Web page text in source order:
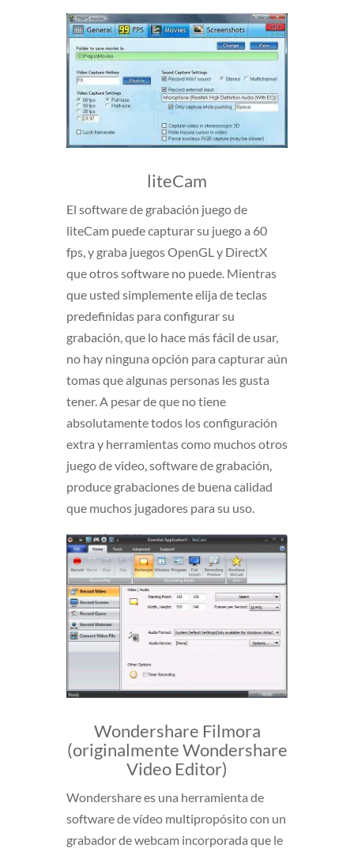
liteCam
El software de grabación juego de
liteCam puede capturar su juego a 60
fps, y graba juegos OpenGL y DirectX
que otros software no puede. Mientras
que usted simplemente elija de teclas
predefinidas para configurar su
grabación, que lo hace más fácil de usar,
no hay ninguna opción para capturar aún
tomas que algunas personas les gusta
tener. A pesar de que no tiene
absolutamente todos los configuración
extra y herramientas como muchos otros
juego de video, software de grabación,
produce grabaciones de buena calidad
que muchos jugadores para su uso.
Wondershare Filmora
(originalmente Wondershare
Video Editor)
Wondershare es una herramienta de
software de vídeo multipropósito con un
grabador de webcam incorporada que le